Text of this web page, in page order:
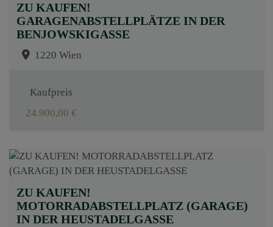
ZU KAUFEN!
GARAGENABSTELLPLÄTZE IN DER
BENJOWSKIGASSE
1220 Wien
Kaufpreis
24.900,00 €
ZU KAUFEN!
MOTORRADABSTELLPLATZ (GARAGE)
IN DER HEUSTADELGASSE